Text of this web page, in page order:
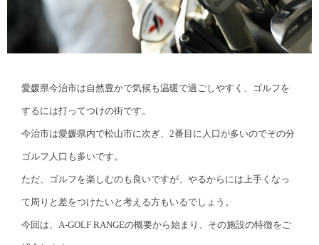
愛媛県今治市は自然豊かで気候も温暖で過ごしやすく、ゴルフを
するには打ってつけの街です。
今治市は愛媛県内で松山市に次ぎ、2番目に人口が多いのでその分
ゴルフ人口も多いです。
ただ、ゴルフを楽しむのも良いですが、やるからには上手くなっ
て周りと差をつけたいと考える方もいるでしょう。
今回は、A-GOLF RANGEの概要から始まり、その施設の特徴をご